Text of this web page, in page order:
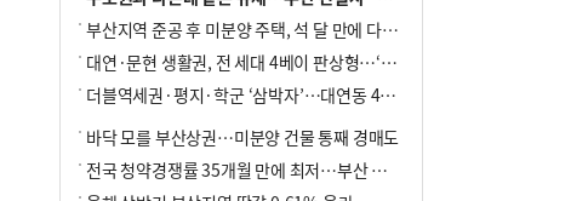
부산지역 준공 후 미분양 주택, 석 달 만에 다시 3000가구 넘어서
대연·문현 생활권, 전 세대 4베이 판상형…‘더샵 트리센트’ 내달 분양
더블역세권·평지·학군 ‘삼박자’…대연동 42층 브랜드 단지
바닥 모를 부산상권…미분양 건물 통째 경매도
전국 청약경쟁률 35개월 만에 최저…부산 미분양 ‘적체’ 심화